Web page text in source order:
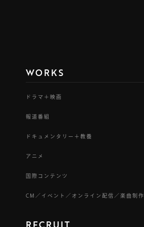
WORKS
ドラマ＋映画
報道番組
ドキュメンタリー＋教養
アニメ
国際コンテンツ
CM／イベント／オンライン配信／楽曲制作